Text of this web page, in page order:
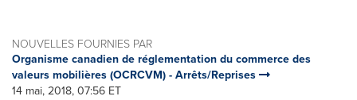
NOUVELLES FOURNIES PAR
Organisme canadien de réglementation du commerce des
valeurs mobilières (OCRCVM) - Arrêts/Reprises
14 mai, 2018, 07:56 ET